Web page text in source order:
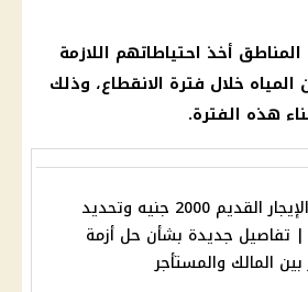
أخذ احتياطاتهم اللازمة
المياه خلال فترة الانقطاع، وذلك
هذه الفترة.
زيادة الإيجار القديم 2000 جنيه وتحديد
| تفاصيل جديدة بشأن حل أزمة
بين المالك والمستأجر